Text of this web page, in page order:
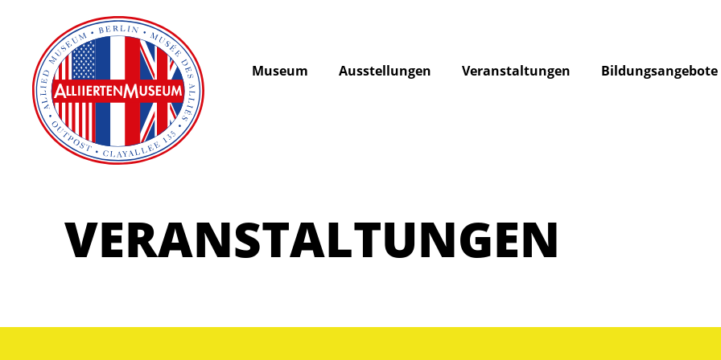
Museum Ausstellungen Veranstaltungen Bildungsangebote
VERANSTALTUNGEN